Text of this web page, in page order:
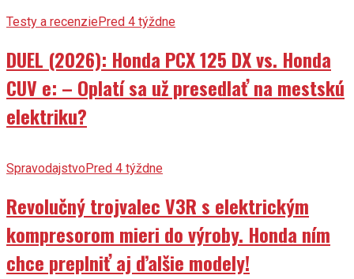
Testy a recenziePred 4 týždne
DUEL (2026): Honda PCX 125 DX vs. Honda
CUV e: – Oplatí sa už presedlať na mestskú
elektriku?
SpravodajstvoPred 4 týždne
Revolučný trojvalec V3R s elektrickým
kompresorom mieri do výroby. Honda ním
chce preplniť aj ďalšie modely!